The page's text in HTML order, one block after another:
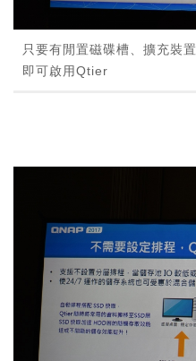
只要有閒置磁碟槽、擴充裝
即可啟用Qtier